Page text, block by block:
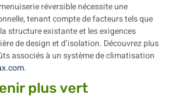
réversible nécessite une
tenant compte de facteurs tels que
structure existante et les exigences
de design et d’isolation. Découvrez plus
associés à un système de climatisation
.
plus vert